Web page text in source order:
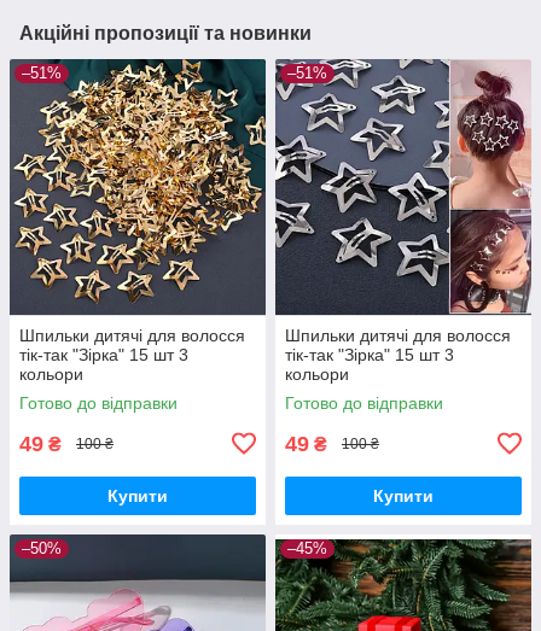
Акційні пропозиції та новинки
–51%
Шпильки дитячі для волосся
тік-так "Зірка" 15 шт 3
кольори
Готово до відправки
49 ₴ 100 ₴
Купити
–51%
Шпильки дитячі для волосся
тік-так "Зірка" 15 шт 3
кольори
Готово до відправки
49 ₴ 100 ₴
Купити
–50% –45%